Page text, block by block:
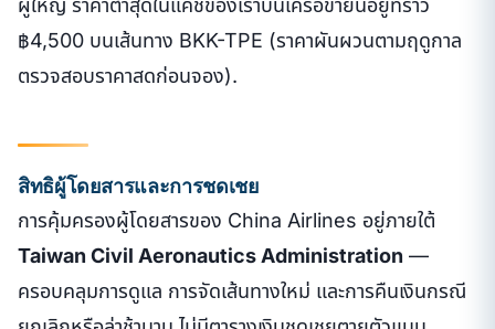
฿4,500 บนเส้นทาง BKK-TPE (ราคาผันผวนตามฤดูกาล
ตรวจสอบราคาสดก่อนจอง).
สิทธิผู้โดยสารและการชดเชย
การคุ้มครองผู้โดยสารของ China Airlines อยู่ภายใต้
Taiwan Civil Aeronautics Administration —
ครอบคลุมการดูแล การจัดเส้นทางใหม่ และการคืนเงินกรณี